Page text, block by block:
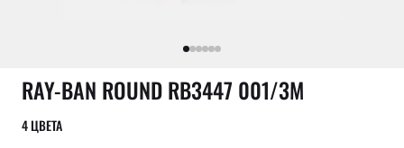
RAY-BAN ROUND RB3447 001/3M
4 ЦВЕТА